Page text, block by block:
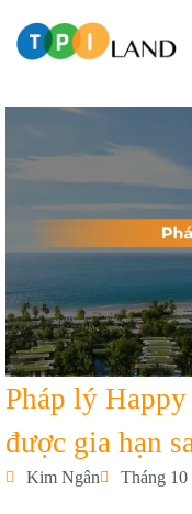
Pháp lý
được gia hạn
Kim Ngân Tháng 10